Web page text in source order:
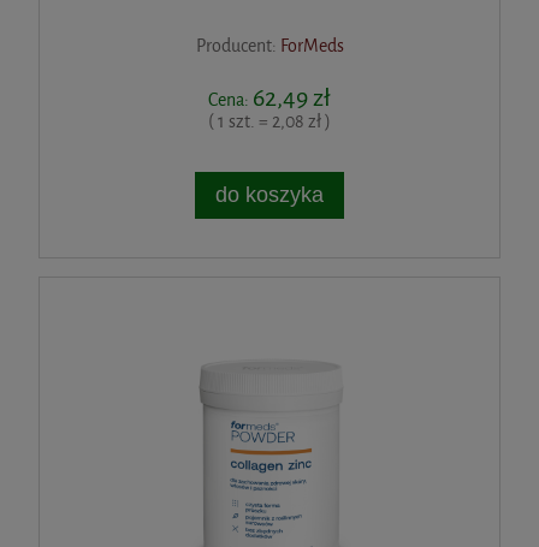
Producent: ForMeds
Cena: 62,49 zł
( 1 szt. = 2,08 zł )
do koszyka